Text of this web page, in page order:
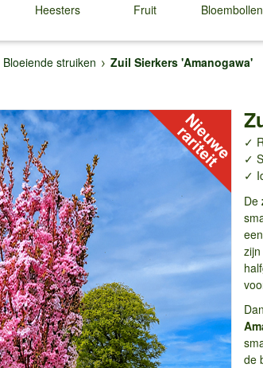
Heesters
↓
Fruit
↓
Bloembollen
↓
Bloeiende struiken Zuil Sierkers 'Amanogawa'
✓
✓
✓
De
de